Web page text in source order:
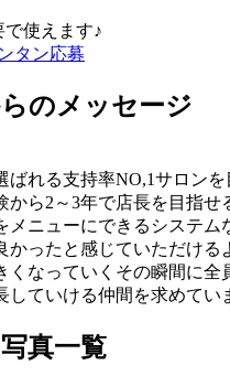
で使えます♪
タン応募
のメッセージ
れる支持率NO,1サロンを
ら2～3年で店長を目指せ
ニューにできるシステム
ったと感じていただける
なっていくその瞬間に全
ていける仲間を求めてい
真一覧